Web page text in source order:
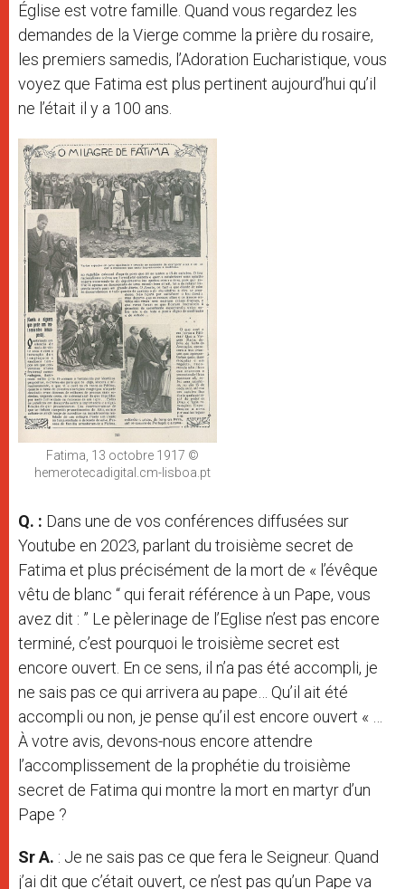
Église est votre famille. Quand vous regardez les
demandes de la Vierge comme la prière du rosaire,
les premiers samedis, l’Adoration Eucharistique, vous
voyez que Fatima est plus pertinent aujourd’hui qu’il
ne l’était il y a 100 ans.
Fatima, 13 octobre 1917 ©
hemerotecadigital.cm-lisboa.pt
Q. : Dans une de vos conférences diffusées sur
Youtube en 2023, parlant du troisième secret de
Fatima et plus précisément de la mort de « l’évêque
vêtu de blanc “ qui ferait référence à un Pape, vous
avez dit : ” Le pèlerinage de l’Eglise n’est pas encore
terminé, c’est pourquoi le troisième secret est
encore ouvert. En ce sens, il n’a pas été accompli, je
ne sais pas ce qui arrivera au pape… Qu’il ait été
accompli ou non, je pense qu’il est encore ouvert « …
À votre avis, devons-nous encore attendre
l’accomplissement de la prophétie du troisième
secret de Fatima qui montre la mort en martyr d’un
Pape ?
Sr A. : Je ne sais pas ce que fera le Seigneur. Quand
j’ai dit que c’était ouvert, ce n’est pas qu’un Pape va